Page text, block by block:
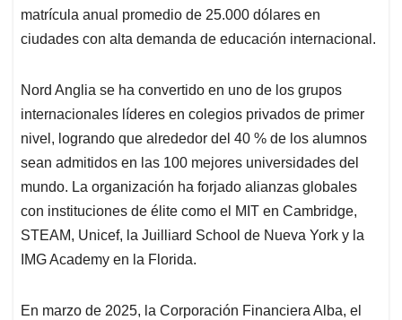
matrícula anual promedio de 25.000 dólares en
ciudades con alta demanda de educación internacional.
Nord Anglia se ha convertido en uno de los grupos
internacionales líderes en colegios privados de primer
nivel, logrando que alrededor del 40 % de los alumnos
sean admitidos en las 100 mejores universidades del
mundo. La organización ha forjado alianzas globales
con instituciones de élite como el MIT en Cambridge,
STEAM, Unicef, la Juilliard School de Nueva York y la
IMG Academy en la Florida.
En marzo de 2025, la Corporación Financiera Alba, el